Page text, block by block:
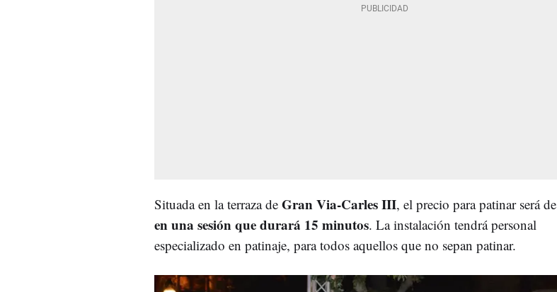
Situada en la terraza de Gran Via-Carles III, el precio para patinar será de
en una sesión que durará 15 minutos. La instalación tendrá personal
especializado en patinaje, para todos aquellos que no sepan patinar.